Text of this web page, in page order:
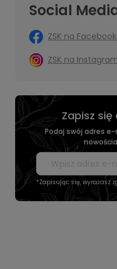
Social
ZSK na
ZSK na
Zapisz
Podaj swój adres
*Zapisując się, wyrażasz